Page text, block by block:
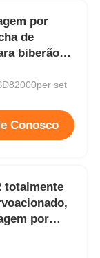
por
de
biberão
set
Conosco
totalmente
por
de